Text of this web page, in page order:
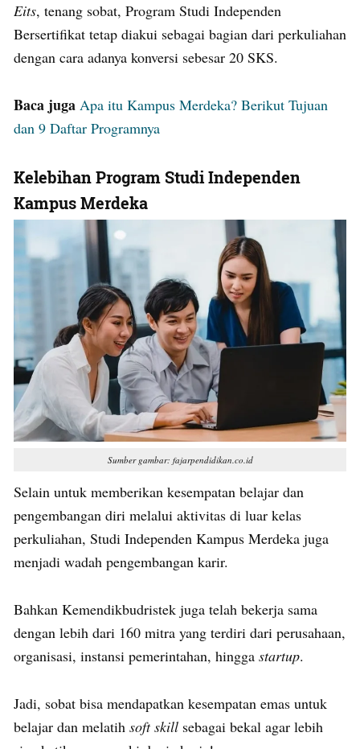
Eits, tenang sobat, Program Studi Independen
Bersertifikat tetap diakui sebagai bagian dari perkuliahan
dengan cara adanya konversi sebesar 20 SKS.
Baca juga Apa itu Kampus Merdeka? Berikut Tujuan
dan 9 Daftar Programnya
Kelebihan Program Studi Independen
Kampus Merdeka
Sumber gambar: fajarpendidikan.co.id
Selain untuk memberikan kesempatan belajar dan
pengembangan diri melalui aktivitas di luar kelas
perkuliahan, Studi Independen Kampus Merdeka juga
menjadi wadah pengembangan karir.
Bahkan Kemendikbudristek juga telah bekerja sama
dengan lebih dari 160 mitra yang terdiri dari perusahaan,
organisasi, instansi pemerintahan, hingga startup.
Jadi, sobat bisa mendapatkan kesempatan emas untuk
belajar dan melatih soft skill sebagai bekal agar lebih